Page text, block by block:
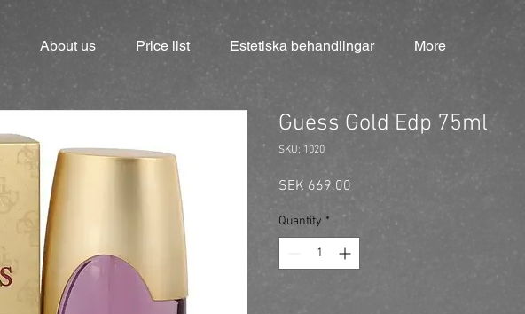
About us Price list Estetiska behandlingar More
Guess Gold Edp 75ml
SKU: 1020
SEK 669.00
Quantity *